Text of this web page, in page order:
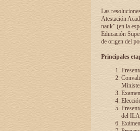
Las
Atestación
nauk” (en la
Educación
de origen del
Principales
del